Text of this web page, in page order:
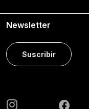
Newsletter
Suscribir